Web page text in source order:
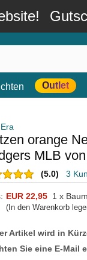
Outlet
orange
MLB
(5.0) 3
EUR 22,95 1 x Baum
(In den Warenkorb
Artikel wird in
Sie eine E-Mail